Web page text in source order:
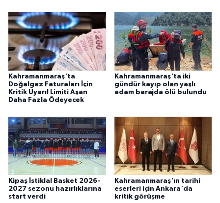
Kahramanmaraş'ta
Doğalgaz Faturaları İçin
Kritik Uyarı! Limiti Aşan
Daha Fazla Ödeyecek
Kahramanmaraş'ta iki
gündür kayıp olan yaşlı
adam barajda ölü bulundu
Kipaş İstiklal Basket 2026-
2027 sezonu hazırlıklarına
start verdi
Kahramanmaraş'ın tarihi
eserleri için Ankara'da
kritik görüşme